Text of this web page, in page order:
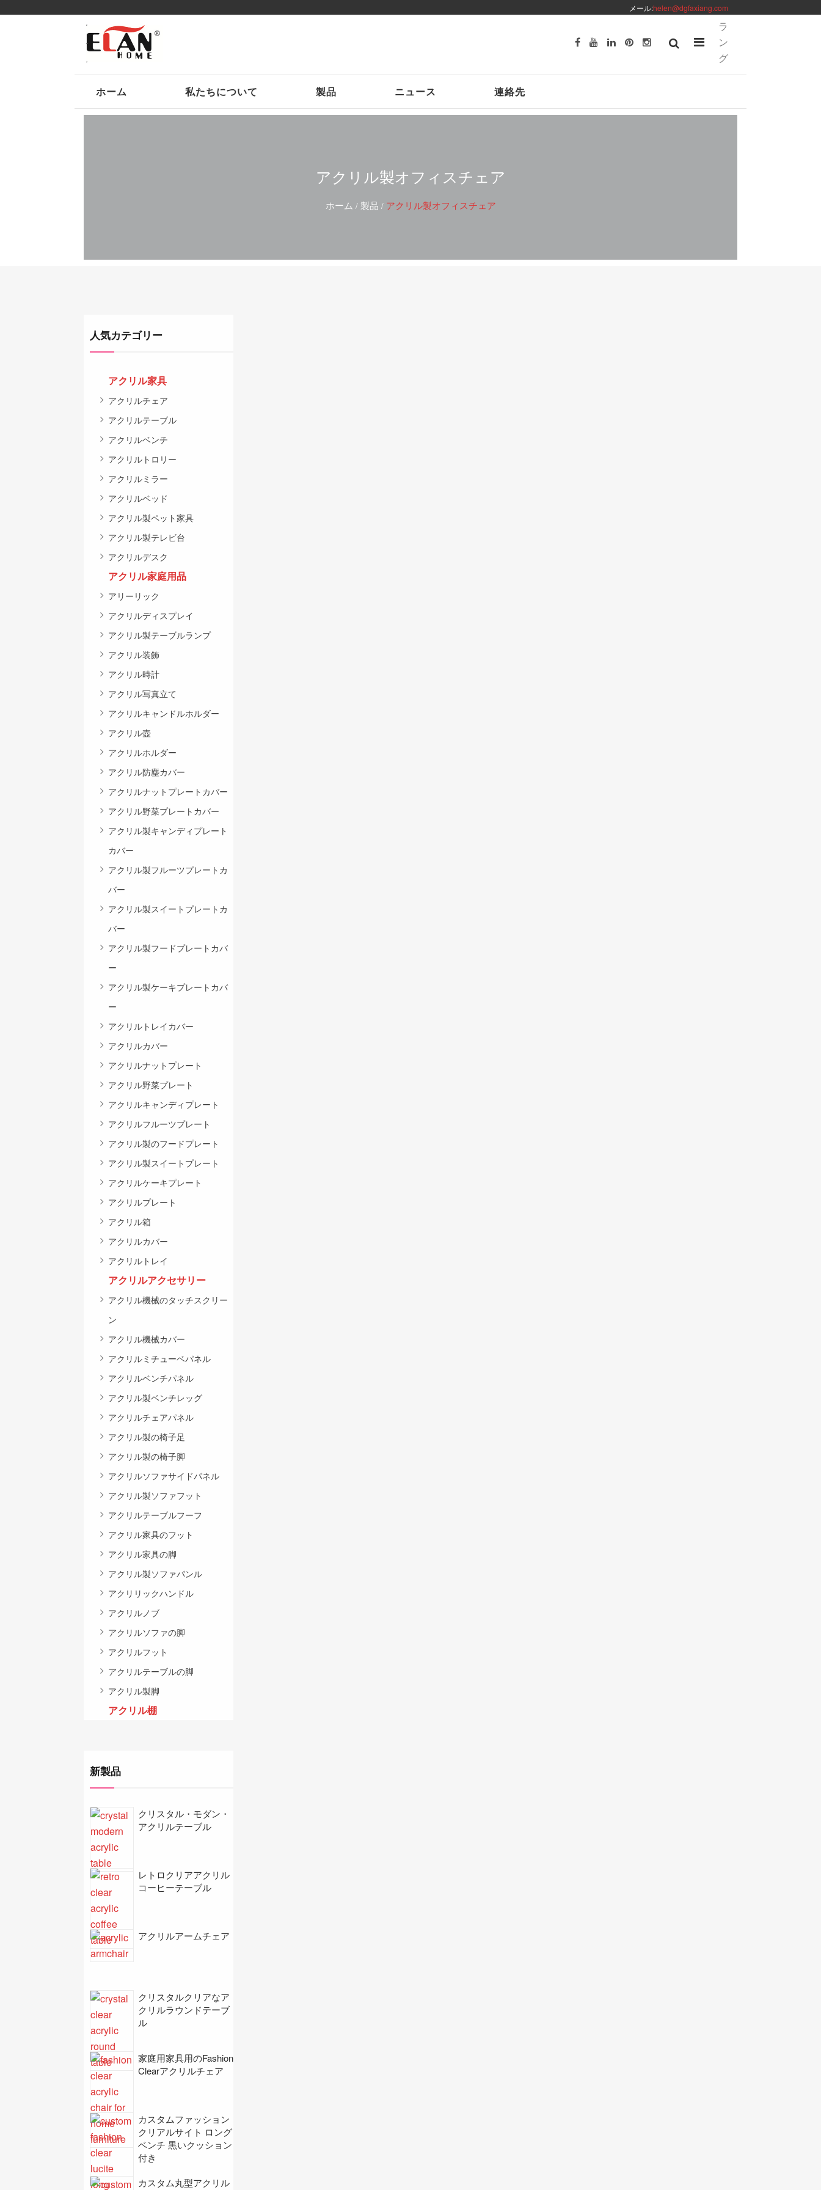
メール:helen@dgfaxiang.com
ラ
ン
グ
ホーム 私たちについて 製品 ニュース 連絡先
アクリル製オフィスチェア
ホーム / 製品 / アクリル製オフィスチェア
人気カテゴリー
アクリル家具
アクリルチェア
アクリルテーブル
アクリルベンチ
アクリルトロリー
アクリルミラー
アクリルベッド
アクリル製ペット家具
アクリル製テレビ台
アクリルデスク
アクリル家庭用品
アリーリック
アクリルディスプレイ
アクリル製テーブルランプ
アクリル装飾
アクリル時計
アクリル写真立て
アクリルキャンドルホルダー
アクリル壺
アクリルホルダー
アクリル防塵カバー
アクリルナットプレートカバー
アクリル野菜プレートカバー
アクリル製キャンディプレート
カバー
アクリル製フルーツプレートカ
バー
アクリル製スイートプレートカ
バー
アクリル製フードプレートカバ
ー
アクリル製ケーキプレートカバ
ー
アクリルトレイカバー
アクリルカバー
アクリルナットプレート
アクリル野菜プレート
アクリルキャンディプレート
アクリルフルーツプレート
アクリル製のフードプレート
アクリル製スイートプレート
アクリルケーキプレート
アクリルプレート
アクリル箱
アクリルカバー
アクリルトレイ
アクリルアクセサリー
アクリル機械のタッチスクリー
ン
アクリル機械カバー
アクリルミチューベパネル
アクリルベンチパネル
アクリル製ベンチレッグ
アクリルチェアパネル
アクリル製の椅子足
アクリル製の椅子脚
アクリルソファサイドパネル
アクリル製ソファフット
アクリルテーブルフーフ
アクリル家具のフット
アクリル家具の脚
アクリル製ソファパンル
アクリリックハンドル
アクリルノブ
アクリルソファの脚
アクリルフット
アクリルテーブルの脚
アクリル製脚
アクリル棚
新製品
クリスタル・モダン・
アクリルテーブル
レトロクリアアクリル
コーヒーテーブル
アクリルアームチェア
クリスタルクリアなア
クリルラウンドテーブ
ル
家庭用家具用のFashion
Clearアクリルチェア
カスタムファッション
クリアルサイト ロング
ベンチ 黒いクッション
付き
カスタム丸型アクリル